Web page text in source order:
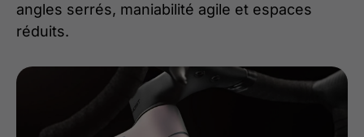
angles serrés, maniabilité agile et espaces
réduits.